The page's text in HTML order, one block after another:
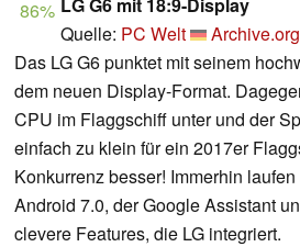
86%
Quelle: PC Welt
Das LG G6 punktet mit seinem
dem neuen Display-Format.
CPU im Flaggschiff unter und der
einfach zu klein für ein 2017er
Konkurrenz besser! Immerhin
Android 7.0, der Google Assistant
clevere Features, die LG integriert.